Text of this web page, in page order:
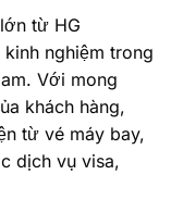
từ HG
nghiệm trong
Với mong
khách hàng,
từ vé máy bay,
dịch vụ visa,